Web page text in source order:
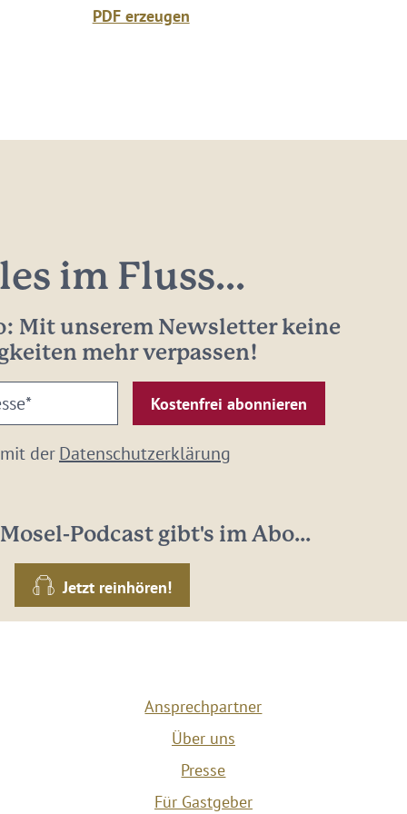
PDF erzeugen
im Fluss...
Mit unserem Newsletter keine
mehr verpassen!
derDatenschutzerklärung
Podcast gibt's im Abo...
Jetzt reinhören!
Ansprechpartner
Über uns
Presse
Für Gastgeber